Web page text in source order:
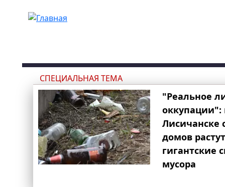
СПЕЦИАЛЬНАЯ ТЕМА
"Реальное
оккупации":
Лисичанске
домов
гигантские
мусора